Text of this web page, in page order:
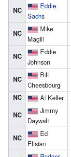
NC
Eddie
Sachs
NC
Mike
Magill
NC
Eddie
Johnson
NC
Bill
Cheesbourg
NC Al Keller
NC
Jimmy
Daywalt
NC
Ed
Elisian